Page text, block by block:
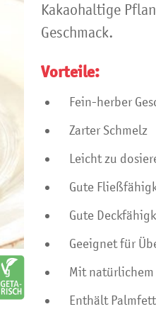
Kakaohaltige
Geschmack.
Vorteile:
Fein-herber
Zarter Schmelz
Leicht zu
Gute
Gute
Geeignet für
Mit
Enthält Palmfett